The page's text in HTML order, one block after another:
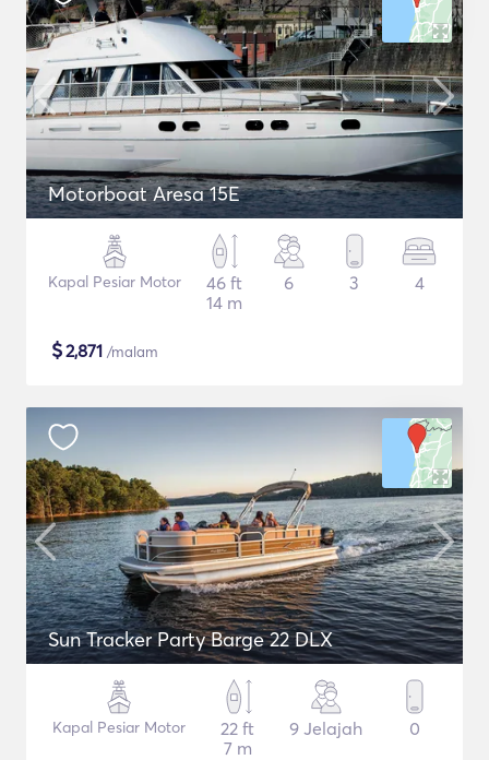
Motorboat Aresa 15E
Kapal Pesiar Motor
46 ft
14 m
6 3 4
$2,871 /malam
Sun Tracker Party Barge 22 DLX
Kapal Pesiar Motor
22 ft
7 m
9 Jelajah 0